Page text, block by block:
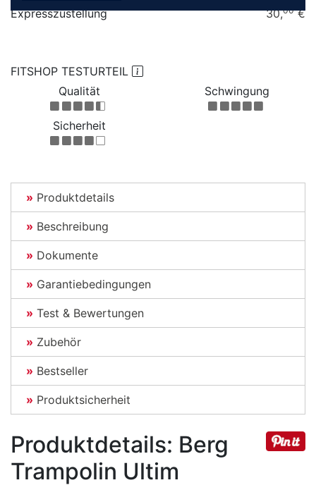
FITSHOP TESTURTEIL
Qualität
Schwingung
Sicherheit
Expresszustellung 30,00€
Produktdetails
Beschreibung
Dokumente
Garantiebedingungen
Test & Bewertungen
Zubehör
Bestseller
Produktsicherheit
Produktdetails: Berg
Trampolin Ultim